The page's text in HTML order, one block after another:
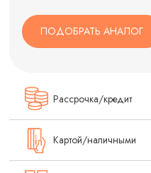
ПОДОБРАТЬ АНАЛОГ
Рассрочка/кредит
Картой/наличными